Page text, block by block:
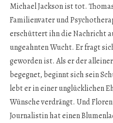
Michael Jackson ist tot.
Familienvater und
erschüttert ihn die Nachricht
ungeahnten Wucht. Er fragt
geworden ist. Als er der
begegnet, beginnt sich sein
lebt er in einer unglücklichen
Wünsche verdrängt. Und
Journalistin hat einen